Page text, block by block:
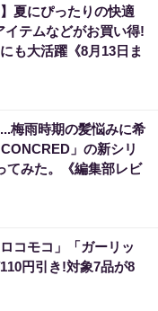
夏にぴったりの快適
テムなどがお買い得!
も大活躍《8月13日ま
梅雨時期の髪悩みに希
」の新シリ
てみた。《編集部レビ
コモコ」「ガーリッ
円引き!対象7品が8